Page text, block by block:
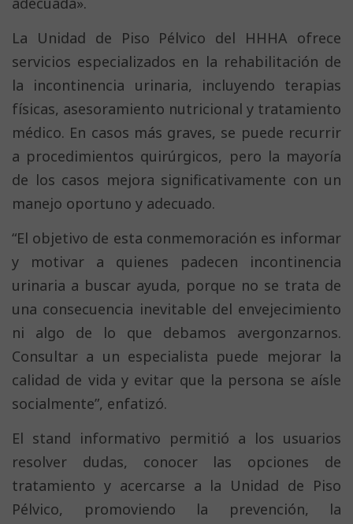
La Unidad de Piso Pélvico del HHHA ofrece
servicios especializados en la rehabilitación de
la incontinencia urinaria, incluyendo terapias
físicas, asesoramiento nutricional y tratamiento
médico. En casos más graves, se puede recurrir
a procedimientos quirúrgicos, pero la mayoría
de los casos mejora significativamente con un
manejo oportuno y adecuado.
“El objetivo de esta conmemoración es informar
y motivar a quienes padecen incontinencia
urinaria a buscar ayuda, porque no se trata de
una consecuencia inevitable del envejecimiento
ni algo de lo que debamos avergonzarnos.
Consultar a un especialista puede mejorar la
calidad de vida y evitar que la persona se aísle
socialmente”, enfatizó.
El stand informativo permitió a los usuarios
resolver dudas, conocer las opciones de
tratamiento y acercarse a la Unidad de Piso
Pélvico, promoviendo la prevención, la